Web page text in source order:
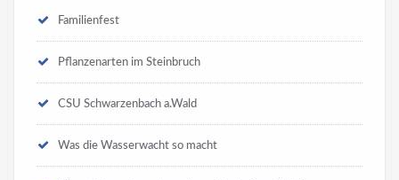
Familienfest
Pflanzenarten im Steinbruch
CSU Schwarzenbach a.Wald
Was die Wasserwacht so macht